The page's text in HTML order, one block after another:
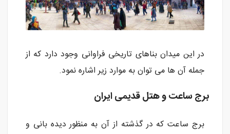
در این میدان بناهای تاریخی فراوانی وجود دارد که از
جمله آن ها می توان به موارد زیر اشاره نمود.
برج ساعت و هتل قدیمی ایران
برج ساعت که در گذشته از آن به منظور دیده بانی و